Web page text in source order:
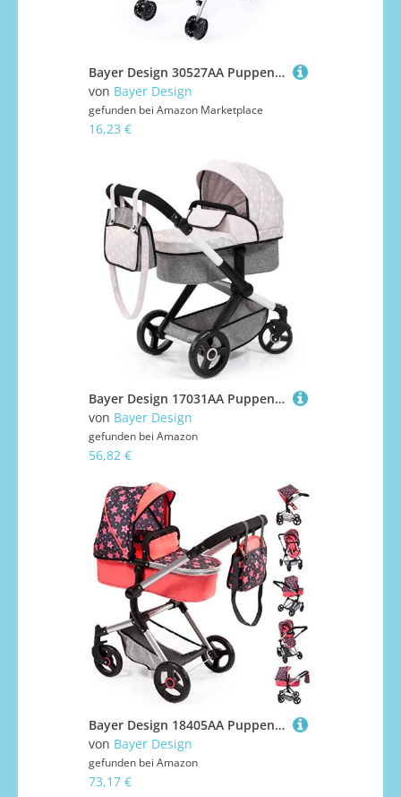
Bayer Design 30527AA Puppenbuggy, zusammenklappbar, Doppelräder, Sicherheitsgurt, aus Metall, Jeans-grau, Rosa
von Bayer Design
gefunden bei Amazon Marketplace
16,23 €
Bayer Design 17031AA Puppenwagen Xeo mit Tasche, höhenverstellbarer Griff, Schwenkschieber, wandelbar als Puppenjogger, bewegliche Vorderräder, integrierter Korb
von Bayer Design
gefunden bei Amazon
56,82 €
Bayer Design 18405AA Puppenwagen Neo Vario, mit Tasche, höhenverstellbarer Griff, Schwenkschieber, wandelbar als Puppenjogger, bewegliche Vorderräder, integrierter Korb, zusammenklappbar
von Bayer Design
gefunden bei Amazon
73,17 €